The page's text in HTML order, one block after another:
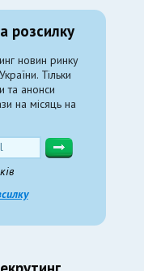
розсилку
новин ринку
Тільки
та анонси
на місяць на